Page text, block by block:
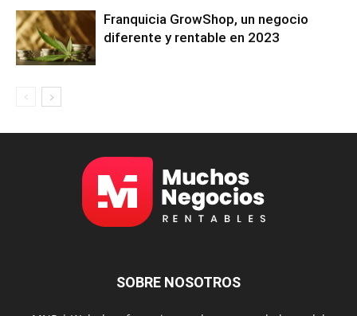
Franquicia GrowShop, un negocio
diferente y rentable en 2023
SOBRE NOSOTROS